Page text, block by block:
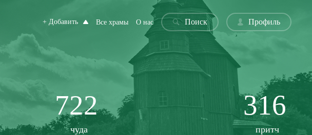
+ Добавить Все храмы О нас Поиск Профиль
722
чуда
316
притч